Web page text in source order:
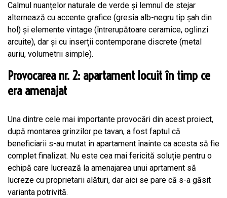
Calmul nuanțelor naturale de verde și lemnul de stejar
alternează cu accente grafice (gresia alb-negru tip șah din
hol) și elemente vintage (întrerupătoare ceramice, oglinzi
arcuite), dar și cu inserții contemporane discrete (metal
auriu, volumetrii simple).
Provocarea nr. 2: apartament locuit în timp ce
era amenajat
Una dintre cele mai importante provocări din acest proiect,
după montarea grinzilor pe tavan, a fost faptul că
beneficiarii s-au mutat în apartament înainte ca acesta să fie
complet finalizat. Nu este cea mai fericită soluție pentru o
echipă care lucrează la amenajarea unui aprtament să
lucreze cu proprietarii alături, dar aici se pare că s-a găsit
varianta potrivită.